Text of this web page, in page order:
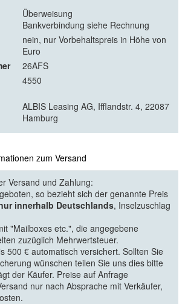
Überweisung
Bankverbindung siehe Rechnung
nein, nur Vorbehaltspreis in Höhe von
Euro
26AFS
4550
ALBIS Leasing AG, Ifflandstr. 4, 22087
Hamburg
zum Versand
Versand und Zahlung:
so bezieht sich der genannte Preis
innerhalb Deutschlands, Inselzuschlag
"Mailboxes etc.", die angegebene
zuzüglich Mehrwertsteuer.
500 € automatisch versichert. Sollten Sie
wünschen teilen Sie uns dies bitte
der Käufer. Preise auf Anfrage
nur nach Absprache mit Verkäufer,